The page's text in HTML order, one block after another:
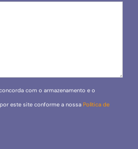
com o armazenamento e o
este site conforme a nossa Política de